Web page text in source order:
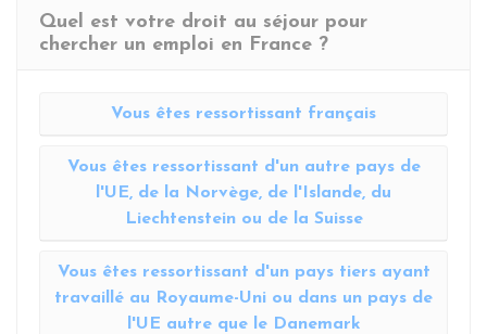
Quel est votre droit au séjour pour
chercher un emploi en France ?
Vous êtes ressortissant français
Vous êtes ressortissant d'un autre pays de
l'UE, de la Norvège, de l'Islande, du
Liechtenstein ou de la Suisse
Vous êtes ressortissant d'un pays tiers ayant
travaillé au Royaume-Uni ou dans un pays de
l'UE autre que le Danemark